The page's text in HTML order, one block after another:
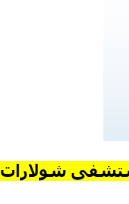
مستشفى شولارات